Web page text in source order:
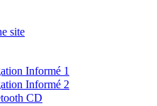
site
Informé 1
Informé 2
CD